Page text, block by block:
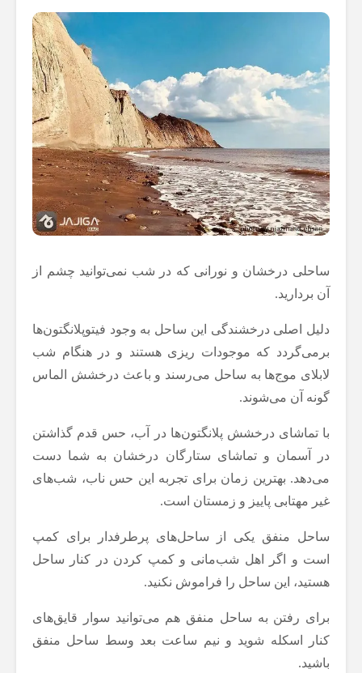
ساحلی درخشان و نورانی که در شب نمی‌توانید چشم از
آن بردارید.
دلیل اصلی درخشندگی این ساحل به وجود فیتوپلانگتون‌ها
برمی‌گردد که موجودات ریزی هستند و در هنگام شب
لابلای موج‌ها به ساحل می‌رسند و باعث درخشش الماس
گونه آن می‌شوند.
با تماشای درخشش پلانگتون‌ها در آب، حس قدم گذاشتن
در آسمان و تماشای ستارگان درخشان به شما دست
می‌دهد. بهترین زمان برای تجربه این حس ناب، شب‌های
غیر مهتابی پاییز و زمستان است.
ساحل منفق یکی از ساحل‌های پرطرفدار برای کمپ
است و اگر اهل شب‌مانی و کمپ کردن در کنار ساحل
هستید، این ساحل را فراموش نکنید.
برای رفتن به ساحل منفق هم می‌توانید سوار قایق‌های
کنار اسکله شوید و نیم ساعت بعد وسط ساحل منفق
باشید.